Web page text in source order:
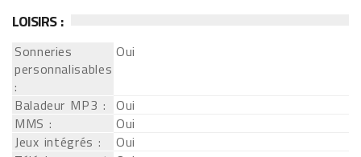
LOISIRS :
Sonneries
personnalisables
:
Oui
Baladeur MP3 : Oui
MMS :
Oui
Jeux intégrés :
Oui